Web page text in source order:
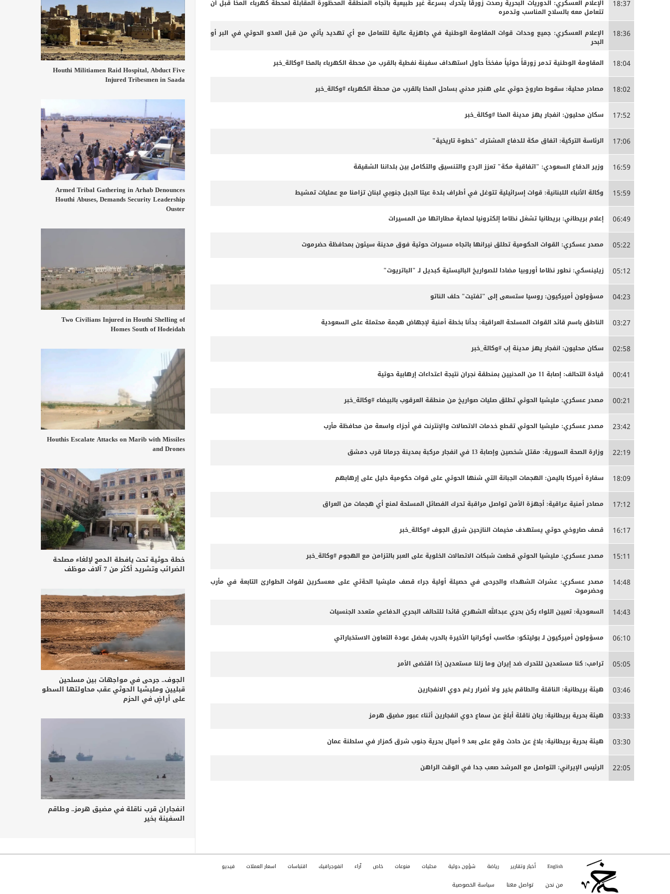
18:37
الإعلام العسكري: الدوريات البحرية رصدت زورقًا يتحرك بسرعة غير طبيعية باتجاه المنطقة المحظورة المقابلة لمحطة كهرباء المخا قبل أن
تتعامل معه بالسلاح المناسب وتدمره
18:36
الإعلام العسكري: جميع وحدات قوات المقاومة الوطنية في جاهزية عالية للتعامل مع أي تهديد يأتي من قبل العدو الحوثي في البر أو
البحر
18:04 المقاومة الوطنية تدمر زورقاً حوثياً مفخخاً حاول استهداف سفينة نفطية بالقرب من محطة الكهرباء بالمخا #وكالة_خبر
18:02 مصادر محلية: سقوط صاروخ حوثي على هنجر مدني بساحل المخا بالقرب من محطة الكهرباء #وكالة_خبر
17:52 سكان محليون: انفجار يهز مدينة المخا #وكالة_خبر
17:06 الرئاسة التركية: اتفاق مكة للدفاع المشترك "خطوة تاريخية"
16:59 وزير الدفاع السعودي: "اتفاقية مكة" تعزز الردع والتنسيق والتكامل بين بلداننا الشقيقة
15:59 وكالة الأنباء اللبنانية: قوات إسرائيلية تتوغل في أطراف بلدة عيتا الجبل جنوبي لبنان تزامنا مع عمليات تمشيط
06:49 إعلام بريطاني: بريطانيا تشغل نظاما إلكترونيا لحماية مطاراتها من المسيرات
05:22 مصدر عسكري: القوات الحكومية تطلق نيرانها باتجاه مسيرات حوثية فوق مدينة سيئون بمحافظة حضرموت
05:12 زيلينسكي: نطور نظاما أوروبيا مضادا للصواريخ الباليستية كبديل لـ "الباتريوت"
04:23 مسؤولون أميركيون: روسيا ستسعى إلى "تفتيت" حلف الناتو
03:27 الناطق باسم قائد القوات المسلحة العراقية: بدأنا بخطة أمنية لإجهاض هجمة محتملة على السعودية
02:58 سكان محليون: انفجار يهز مدينة إب #وكالة_خبر
00:41 قيادة التحالف: إصابة 11 من المدنيين بمنطقة نجران نتيجة اعتداءات إرهابية حوثية
00:21 مصدر عسكري: مليشيا الحوثي تطلق صليات صواريخ من منطقة العرقوب بالبيضاء #وكالة_خبر
23:42 مصدر عسكري: مليشيا الحوثي تقطع خدمات الاتصالات والإنترنت في أجزاء واسعة من محافظة مأرب
22:19 وزارة الصحة السورية: مقتل شخصين وإصابة 13 في انفجار مركبة بمدينة جرمانا قرب دمشق
18:09 سفارة أميركا باليمن: الهجمات الجبانة التي شنها الحوثي على قوات حكومية دليل على إرهابهم
17:12 مصادر أمنية عراقية: أجهزة الأمن تواصل مراقبة تحرك الفصائل المسلحة لمنع أي هجمات من العراق
16:17 قصف صاروخي حوثي يستهدف مخيمات النازحين شرق الجوف #وكالة_خبر
15:11 مصدر عسكري: مليشيا الحوثي قطعت شبكات الاتصالات الخلوية على العبر بالتزامن مع الهجوم #وكالة_خبر
14:48
مصدر عسكري: عشرات الشهداء والجرحى ‏في حصيلة أولية جراء قصف مليشيا الحةثي على معسكرين لقوات الطوارئ التابعة في مأرب
وحضرموت
14:43 السعودية: تعيين اللواء ركن بحري عبدالله الشهري قائدا للتحالف البحري الدفاعي متعدد الجنسيات
06:10 مسؤولون أميركيون لـ بوليتكو: مكاسب أوكرانيا الأخيرة بالحرب بفضل عودة التعاون الاستخباراتي
05:05 ترامب: كنا مستعدين للتحرك ضد إيران وما زلنا مستعدين إذا اقتضى الأمر
03:46 هيئة بريطانية: الناقلة والطاقم بخير ولا أضرار رغم دوي الانفجارين
03:33 هيئة بحرية بريطانية: ربان ناقلة أبلغ عن سماع دوي انفجارين أثناء عبور مضيق هرمز
03:30 هيئة بحرية بريطانية: بلاغ عن حادث وقع على بعد 9 أميال بحرية جنوب شرق كمزار في سلطنة عمان
22:05 الرئيس الإيراني: التواصل مع المرشد صعب جدا في الوقت الراهن
Houthi Militiamen Raid Hospital, Abduct Five
Injured Tribesmen in Saada
Armed Tribal Gathering in Arhab Denounces
Houthi Abuses, Demands Security Leadership
Ouster
Two Civilians Injured in Houthi Shelling of
Homes South of Hodeidah
Houthis Escalate Attacks on Marib with Missiles
and Drones
خطة حوثية تحت يافطة الدمج لإلغاء مصلحة
الضرائب وتشريد أكثر من 7 آلاف موظف
الجوف.. جرحى في مواجهات بين مسلحين
قبليين ومليشيا الحوثي عقب محاولتها السطو
على أراضٍ في الحزم
انفجاران قرب ناقلة في مضيق هرمز.. وطاقم
السفينة بخير
English أخبار وتقارير رياضة شؤون دولية محليات منوعات خاص آراء انفوجرافيك اقتباسات اسعار العملات فيديو
من نحن تواصل معنا سياسة الخصوصية